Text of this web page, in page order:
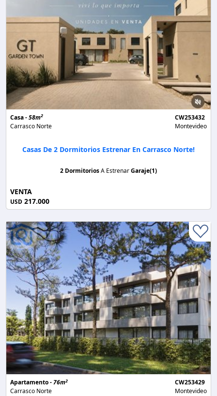
Casa -58m2
Carrasco Norte
CW253432
Montevideo
Casas De 2 Dormitorios Estrenar En Carrasco Norte!
2 DormitoriosA EstrenarGaraje(1)
VENTA
USD 217.000
Apartamento -76m2
Carrasco Norte
CW253429
Montevideo